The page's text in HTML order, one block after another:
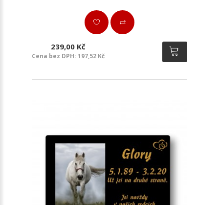
239,00 Kč
Cena bez DPH: 197,52 Kč